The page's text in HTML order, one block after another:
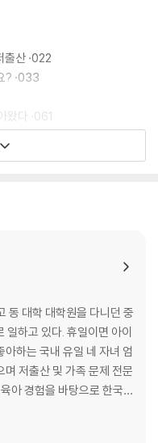
출산 ·022
? ·033
왔다 ·061
아포비아 ·071
·198
동 대학 대학원을 다니던 중
일하고 있다. 휴일이면 아이
아하는 국내 유일 네 자녀 엄
며 저출산 및 가족 문제 전문
아 경험을 바탕으로 한국의
칼럼 〈포에버‘Four’eve
원회 위원, 저출산고령사회